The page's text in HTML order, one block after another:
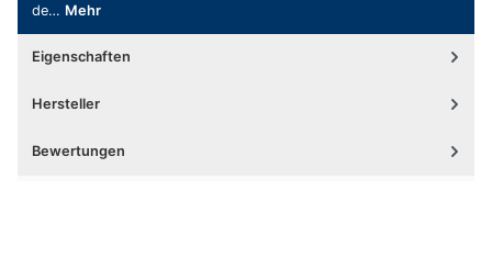
de… Mehr
Eigenschaften
Hersteller
Bewertungen